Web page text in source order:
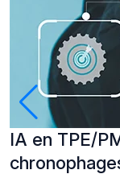
IA en TPE/